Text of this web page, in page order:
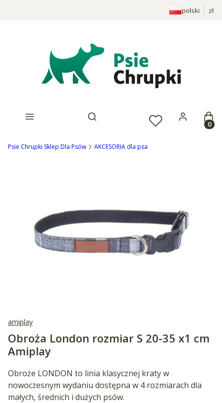
polski zł
Otwórz wyszukiwarkę
Psie Chrupki Sklep Dla Psów AKCESORIA dla psa
amiplay
Obroża London rozmiar S 20-35 x1 cm
Amiplay
Obroże LONDON to linia klasycznej kraty w
nowoczesnym wydaniu dostępna w 4 rozmiarach dla
małych, średnich i dużych psów.